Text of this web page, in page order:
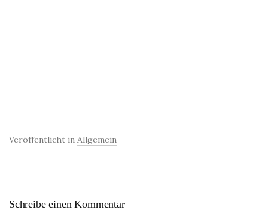
Veröffentlicht in Allgemein
Schreibe einen Kommentar